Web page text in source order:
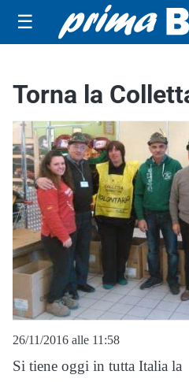
☰
Torna la
26/11/2016 alle 11:58
Si tiene oggi in tutta Italia la